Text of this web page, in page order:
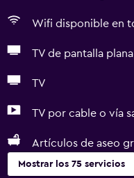
Wifi disponible en
TV de pantalla plana
TV
TV por cable o vía
Artículos de aseo
Mostrar los 75 servicios